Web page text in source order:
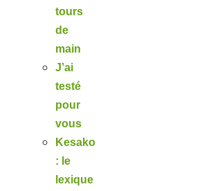
tours
de
main
J’ai
testé
pour
vous
Kesako
: le
lexique